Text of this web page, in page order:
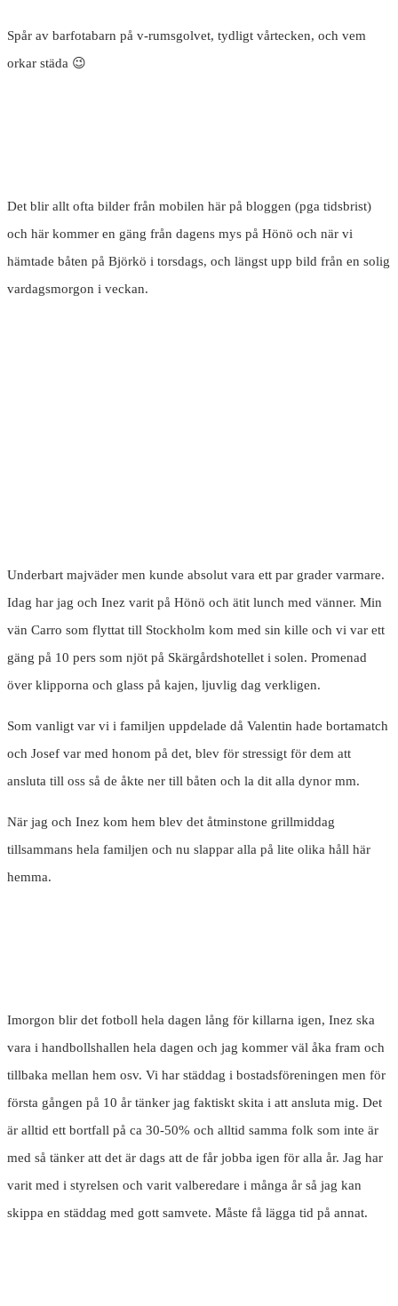
Spår av barfotabarn på v-rumsgolvet, tydligt vårtecken, och vem
orkar städa 😉
Det blir allt ofta bilder från mobilen här på bloggen (pga tidsbrist)
och här kommer en gäng från dagens mys på Hönö och när vi
hämtade båten på Björkö i torsdags, och längst upp bild från en solig
vardagsmorgon i veckan.
Underbart majväder men kunde absolut vara ett par grader varmare.
Idag har jag och Inez varit på Hönö och ätit lunch med vänner. Min
vän Carro som flyttat till Stockholm kom med sin kille och vi var ett
gäng på 10 pers som njöt på Skärgårdshotellet i solen. Promenad
över klipporna och glass på kajen, ljuvlig dag verkligen.
Som vanligt var vi i familjen uppdelade då Valentin hade bortamatch
och Josef var med honom på det, blev för stressigt för dem att
ansluta till oss så de åkte ner till båten och la dit alla dynor mm.
När jag och Inez kom hem blev det åtminstone grillmiddag
tillsammans hela familjen och nu slappar alla på lite olika håll här
hemma.
Imorgon blir det fotboll hela dagen lång för killarna igen, Inez ska
vara i handbollshallen hela dagen och jag kommer väl åka fram och
tillbaka mellan hem osv. Vi har städdag i bostadsföreningen men för
första gången på 10 år tänker jag faktiskt skita i att ansluta mig. Det
är alltid ett bortfall på ca 30-50% och alltid samma folk som inte är
med så tänker att det är dags att de får jobba igen för alla år. Jag har
varit med i styrelsen och varit valberedare i många år så jag kan
skippa en städdag med gott samvete. Måste få lägga tid på annat.